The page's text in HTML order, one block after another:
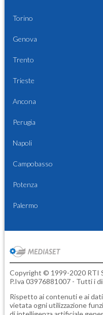
Torino
Genova
Trento
Trieste
Ancona
Perugia
Napoli
Campobasso
Potenza
Palermo
Copyright © 1999-2020 RTI
P.Iva 03976881007 - Tutti i
Rispetto ai contenuti e ai
vietata ogni utilizzazione